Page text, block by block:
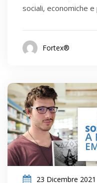
sociali, economiche
Fortex®
23 Dicembre 2021